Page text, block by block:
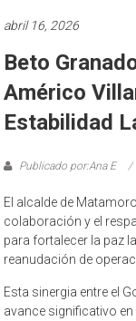
abril 16, 2026
Beto
Américo
Estabilidad
Publicado por:Ana E
El alcalde de
colaboración y el
para fortalecer la paz
reanudación de
Esta sinergia entre el
avance significativo